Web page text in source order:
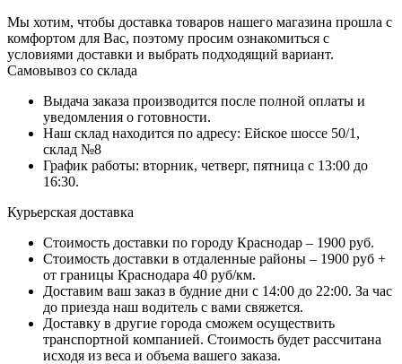
Мы хотим, чтобы доставка товаров нашего магазина прошла с
комфортом для Вас, поэтому просим ознакомиться с
условиями доставки и выбрать подходящий вариант.
Самовывоз со склада
Выдача заказа производится после полной оплаты и
уведомления о готовности.
Наш склад находится по адресу: Ейское шоссе 50/1,
склад №8
График работы: вторник, четверг, пятница с 13:00 до
16:30.
Курьерская доставка
Стоимость доставки по городу Краснодар – 1900 руб.
Стоимость доставки в отдаленные районы – 1900 руб +
от границы Краснодара 40 руб/км.
Доставим ваш заказ в будние дни с 14:00 до 22:00. За час
до приезда наш водитель с вами свяжется.
Доставку в другие города сможем осуществить
транспортной компанией. Стоимость будет рассчитана
исходя из веса и объема вашего заказа.